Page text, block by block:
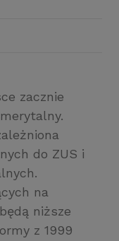
zacznie
do ZUS i
na
niższe
z 1999